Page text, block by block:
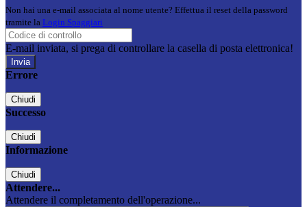
Non hai una e-mail associata al nome utente? Effettua il reset della password
tramite la Login Spaggiari
E-mail inviata, si prega di controllare la casella di posta elettronica!
Errore
Chiudi
Successo
Chiudi
Informazione
Chiudi
Attendere...
Attendere il completamento dell'operazione...